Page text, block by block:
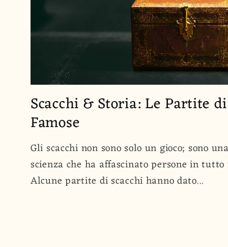
Scacchi & Storia: Le Partite
Famose
Gli scacchi non sono solo un gioco; sono
scienza che ha affascinato persone in
Alcune partite di scacchi hanno dato...